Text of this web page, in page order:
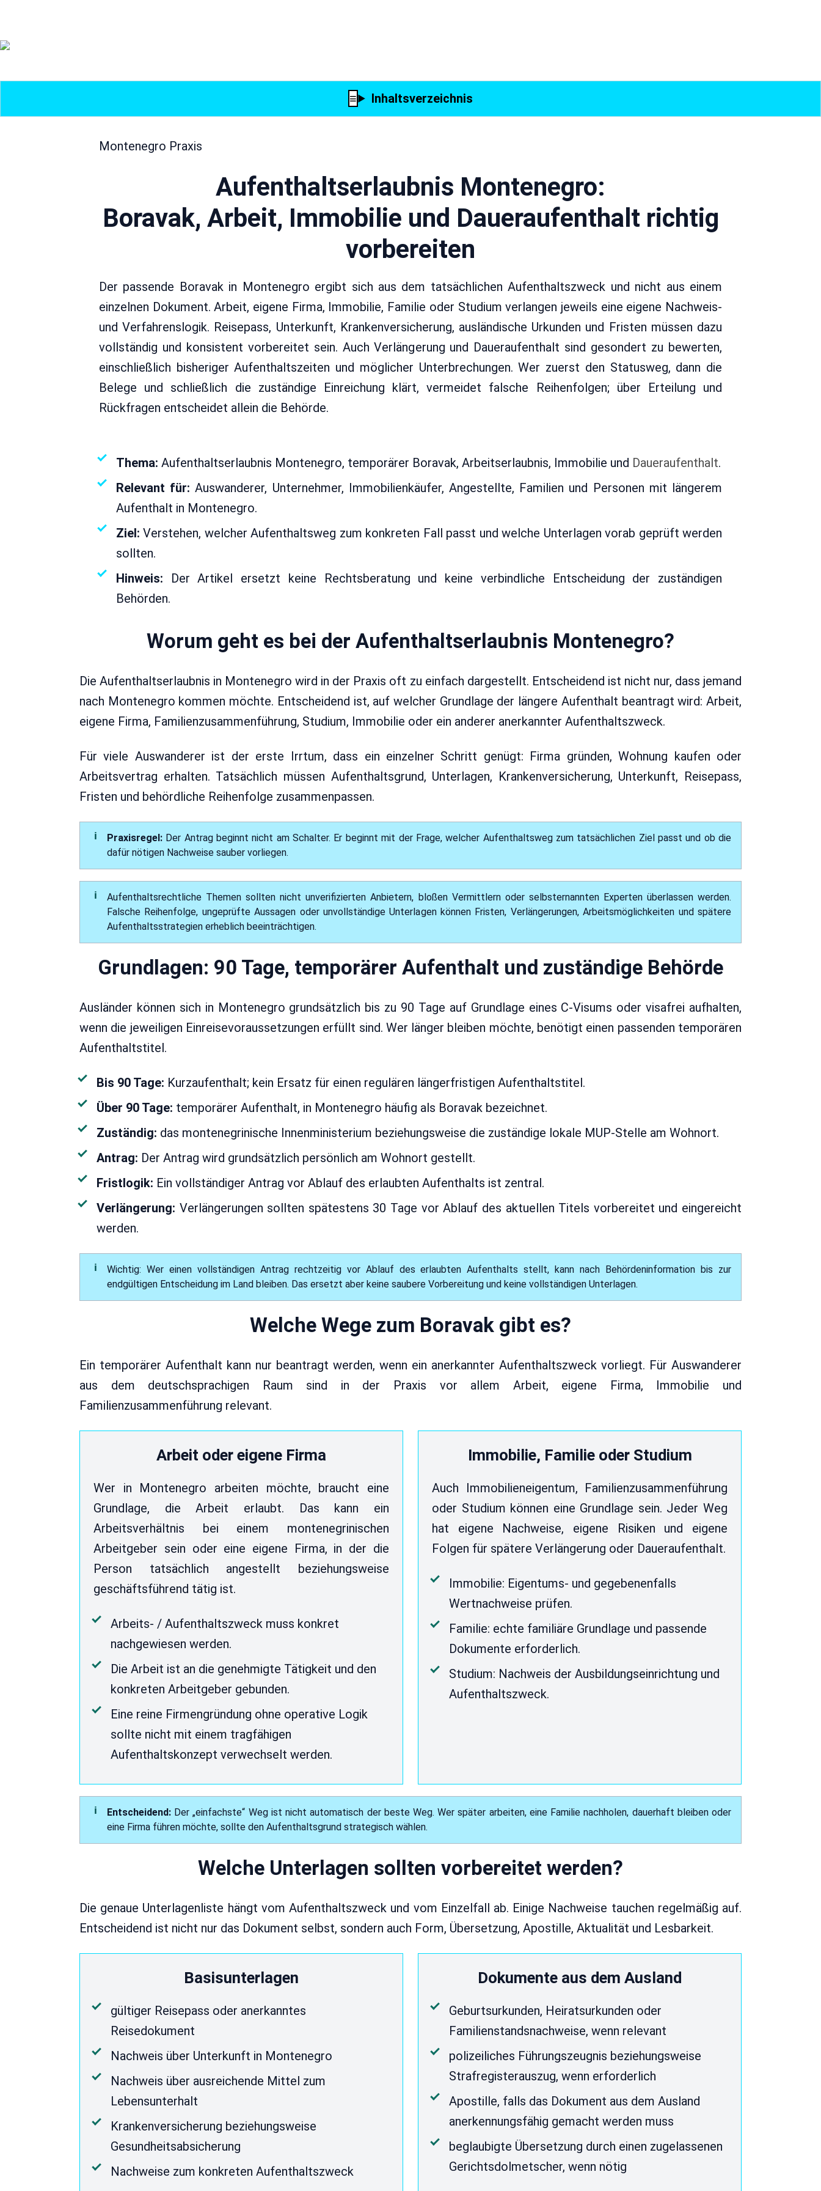
Inhaltsverzeichnis
Montenegro Praxis
Aufenthaltserlaubnis Montenegro:
Boravak, Arbeit, Immobilie und Daueraufenthalt richtig
vorbereiten
Der passende Boravak in Montenegro ergibt sich aus dem tatsächlichen Aufenthaltszweck und nicht aus einem
einzelnen Dokument. Arbeit, eigene Firma, Immobilie, Familie oder Studium verlangen jeweils eine eigene Nachweis-
und Verfahrenslogik. Reisepass, Unterkunft, Krankenversicherung, ausländische Urkunden und Fristen müssen dazu
vollständig und konsistent vorbereitet sein. Auch Verlängerung und Daueraufenthalt sind gesondert zu bewerten,
einschließlich bisheriger Aufenthaltszeiten und möglicher Unterbrechungen. Wer zuerst den Statusweg, dann die
Belege und schließlich die zuständige Einreichung klärt, vermeidet falsche Reihenfolgen; über Erteilung und
Rückfragen entscheidet allein die Behörde.
Thema: Aufenthaltserlaubnis Montenegro, temporärer Boravak, Arbeitserlaubnis, Immobilie und Daueraufenthalt.
Relevant für: Auswanderer, Unternehmer, Immobilienkäufer, Angestellte, Familien und Personen mit längerem
Aufenthalt in Montenegro.
Ziel: Verstehen, welcher Aufenthaltsweg zum konkreten Fall passt und welche Unterlagen vorab geprüft werden
sollten.
Hinweis: Der Artikel ersetzt keine Rechtsberatung und keine verbindliche Entscheidung der zuständigen
Behörden.
Worum geht es bei der Aufenthaltserlaubnis Montenegro?
Die Aufenthaltserlaubnis in Montenegro wird in der Praxis oft zu einfach dargestellt. Entscheidend ist nicht nur, dass jemand
nach Montenegro kommen möchte. Entscheidend ist, auf welcher Grundlage der längere Aufenthalt beantragt wird: Arbeit,
eigene Firma, Familienzusammenführung, Studium, Immobilie oder ein anderer anerkannter Aufenthaltszweck.
Für viele Auswanderer ist der erste Irrtum, dass ein einzelner Schritt genügt: Firma gründen, Wohnung kaufen oder
Arbeitsvertrag erhalten. Tatsächlich müssen Aufenthaltsgrund, Unterlagen, Krankenversicherung, Unterkunft, Reisepass,
Fristen und behördliche Reihenfolge zusammenpassen.
Praxisregel: Der Antrag beginnt nicht am Schalter. Er beginnt mit der Frage, welcher Aufenthaltsweg zum tatsächlichen Ziel passt und ob die
dafür nötigen Nachweise sauber vorliegen.
Aufenthaltsrechtliche Themen sollten nicht unverifizierten Anbietern, bloßen Vermittlern oder selbsternannten Experten überlassen werden.
Falsche Reihenfolge, ungeprüfte Aussagen oder unvollständige Unterlagen können Fristen, Verlängerungen, Arbeitsmöglichkeiten und spätere
Aufenthaltsstrategien erheblich beeinträchtigen.
Grundlagen: 90 Tage, temporärer Aufenthalt und zuständige Behörde
Ausländer können sich in Montenegro grundsätzlich bis zu 90 Tage auf Grundlage eines C-Visums oder visafrei aufhalten,
wenn die jeweiligen Einreisevoraussetzungen erfüllt sind. Wer länger bleiben möchte, benötigt einen passenden temporären
Aufenthaltstitel.
Bis 90 Tage: Kurzaufenthalt; kein Ersatz für einen regulären längerfristigen Aufenthaltstitel.
Über 90 Tage: temporärer Aufenthalt, in Montenegro häufig als Boravak bezeichnet.
Zuständig: das montenegrinische Innenministerium beziehungsweise die zuständige lokale MUP-Stelle am Wohnort.
Antrag: Der Antrag wird grundsätzlich persönlich am Wohnort gestellt.
Fristlogik: Ein vollständiger Antrag vor Ablauf des erlaubten Aufenthalts ist zentral.
Verlängerung: Verlängerungen sollten spätestens 30 Tage vor Ablauf des aktuellen Titels vorbereitet und eingereicht
werden.
Wichtig: Wer einen vollständigen Antrag rechtzeitig vor Ablauf des erlaubten Aufenthalts stellt, kann nach Behördeninformation bis zur
endgültigen Entscheidung im Land bleiben. Das ersetzt aber keine saubere Vorbereitung und keine vollständigen Unterlagen.
Welche Wege zum Boravak gibt es?
Ein temporärer Aufenthalt kann nur beantragt werden, wenn ein anerkannter Aufenthaltszweck vorliegt. Für Auswanderer
aus dem deutschsprachigen Raum sind in der Praxis vor allem Arbeit, eigene Firma, Immobilie und
Familienzusammenführung relevant.
Arbeit oder eigene Firma
Wer in Montenegro arbeiten möchte, braucht eine
Grundlage, die Arbeit erlaubt. Das kann ein
Arbeitsverhältnis bei einem montenegrinischen
Arbeitgeber sein oder eine eigene Firma, in der die
Person tatsächlich angestellt beziehungsweise
geschäftsführend tätig ist.
Arbeits- / Aufenthaltszweck muss konkret
nachgewiesen werden.
Die Arbeit ist an die genehmigte Tätigkeit und den
konkreten Arbeitgeber gebunden.
Eine reine Firmengründung ohne operative Logik
sollte nicht mit einem tragfähigen
Aufenthaltskonzept verwechselt werden.
Immobilie, Familie oder Studium
Auch Immobilieneigentum, Familienzusammenführung
oder Studium können eine Grundlage sein. Jeder Weg
hat eigene Nachweise, eigene Risiken und eigene
Folgen für spätere Verlängerung oder Daueraufenthalt.
Immobilie: Eigentums- und gegebenenfalls
Wertnachweise prüfen.
Familie: echte familiäre Grundlage und passende
Dokumente erforderlich.
Studium: Nachweis der Ausbildungseinrichtung und
Aufenthaltszweck.
Entscheidend: Der „einfachste“ Weg ist nicht automatisch der beste Weg. Wer später arbeiten, eine Familie nachholen, dauerhaft bleiben oder
eine Firma führen möchte, sollte den Aufenthaltsgrund strategisch wählen.
Welche Unterlagen sollten vorbereitet werden?
Die genaue Unterlagenliste hängt vom Aufenthaltszweck und vom Einzelfall ab. Einige Nachweise tauchen regelmäßig auf.
Entscheidend ist nicht nur das Dokument selbst, sondern auch Form, Übersetzung, Apostille, Aktualität und Lesbarkeit.
Basisunterlagen
gültiger Reisepass oder anerkanntes
Reisedokument
Nachweis über Unterkunft in Montenegro
Nachweis über ausreichende Mittel zum
Lebensunterhalt
Krankenversicherung beziehungsweise
Gesundheitsabsicherung
Nachweise zum konkreten Aufenthaltszweck
Dokumente aus dem Ausland
Geburtsurkunden, Heiratsurkunden oder
Familienstandsnachweise, wenn relevant
polizeiliches Führungszeugnis beziehungsweise
Strafregisterauszug, wenn erforderlich
Apostille, falls das Dokument aus dem Ausland
anerkennungsfähig gemacht werden muss
beglaubigte Übersetzung durch einen zugelassenen
Gerichtsdolmetscher, wenn nötig